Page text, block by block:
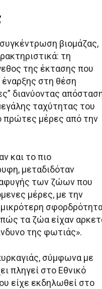
βιομάζας,
τη
της έκτασης που
στη θέση
διανύοντας
ταχύτητας του
πρώτες μέρες από την
και το πιο
μεταδιδόταν
των ζώων που
μέρες, με την
μικρότερη
τα ζώα είχαν
της φωτιάς».
σύμφωνα με
πληγεί στο Εθνικό
είχε εκδηλωθεί στο